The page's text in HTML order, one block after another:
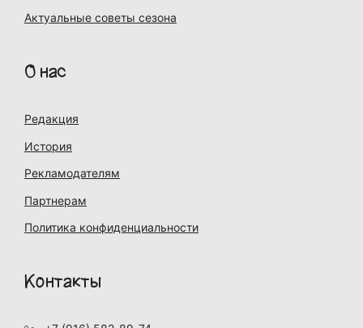
Актуальные советы сезона
О нас
Редакция
История
Рекламодателям
Партнерам
Политика конфиденциальности
Контакты